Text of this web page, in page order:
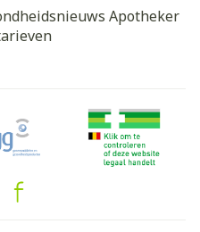
Apotheker